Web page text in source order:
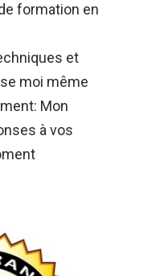
formation en
moi même
à vos